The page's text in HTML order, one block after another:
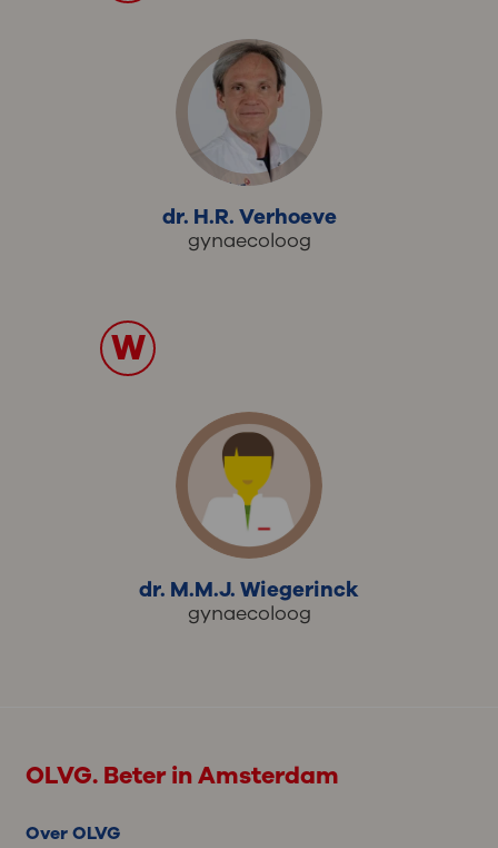
dr. H.R. Verhoeve
gynaecoloog
W
dr. M.M.J. Wiegerinck
gynaecoloog
OLVG. Beter in Amsterdam
Over OLVG